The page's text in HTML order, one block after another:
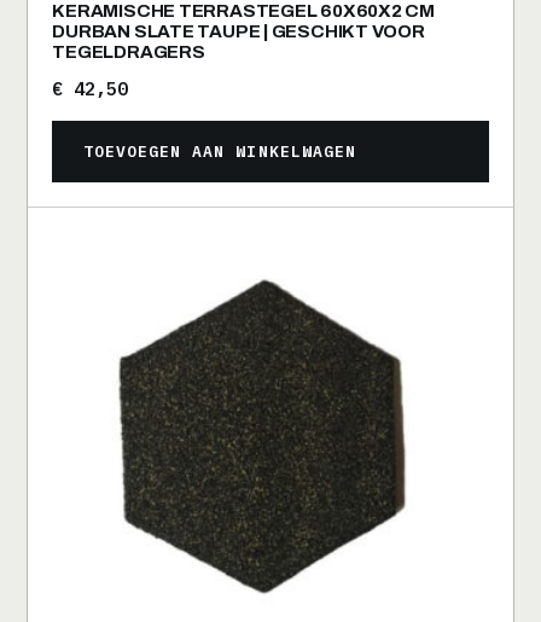
KERAMISCHE TERRASTEGEL 60X60X2 CM
DURBAN SLATE TAUPE | GESCHIKT VOOR
TEGELDRAGERS
€ 42,50
TOEVOEGEN AAN WINKELWAGEN